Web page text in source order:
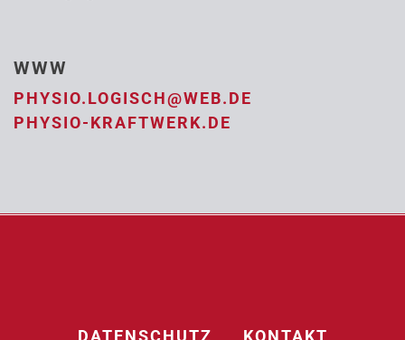
WWW
PHYSIO.LOGISCH@WEB.DE
PHYSIO-KRAFTWERK.DE
DATENSCHUTZ KONTAKT